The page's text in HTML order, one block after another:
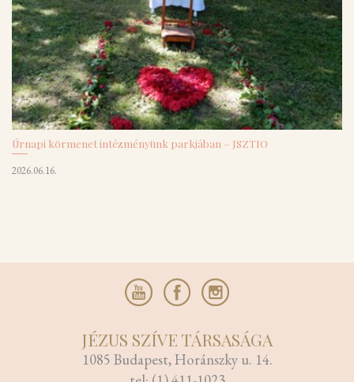
Úrnapi körmenet intézményünk parkjában – JSZTIO
2026.06.16.
JÉZUS SZÍVE TÁRSASÁGA
1085 Budapest, Horánszky u. 14.